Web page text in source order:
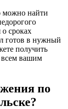
можно найти
о сроках
готов в нужный
получить
всем вашим
по